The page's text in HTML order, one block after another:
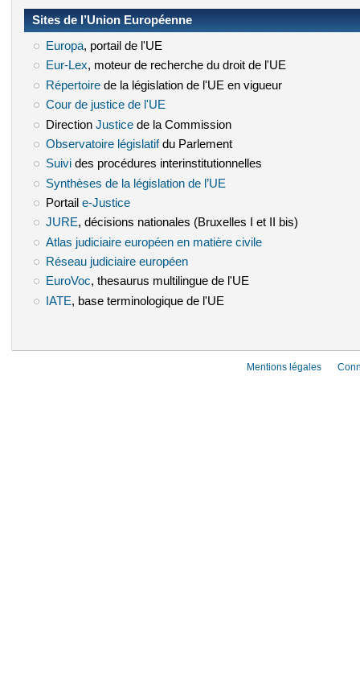
Sites de l’Union Européenne
Europa(le lien est externe)
, portail de l'UE
Eur-Lex(le lien est externe)
, moteur de recherche du droit de l'UE
Répertoire(le lien est externe)
de la législation de l'UE en vigueur
Cour de justice de l'UE
Direction Justice(le lien est externe)
de la Commission
Observatoire législatif(le lien est externe)
du Parlement
Suivi(le lien est externe)
des procédures interinstitutionnelles
Synthèses de la législation de l’UE
Portail e-Justice(le lien est externe)
JURE(le lien est externe)
, décisions nationales (Bruxelles I et II bis)
Atlas judiciaire européen en matière civile(le lien est externe)
Réseau judiciaire européen(le lien est externe)
EuroVoc(le lien est externe)
, thesaurus multilingue de l'UE
IATE (le lien est externe)
, base terminologique de l'UE
Mentions légales